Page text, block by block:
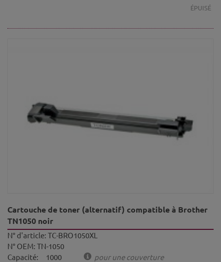
ÉPUISÉ
Cartouche de toner (alternatif) compatible à Brother
TN1050 noir
N° d'article: TC-BRO1050XL
N° OEM: TN-1050
Capacité:
1000
pour une couverture